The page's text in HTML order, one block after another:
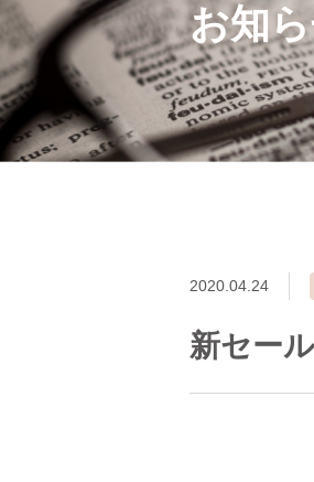
お知
2020.04.24
新セー